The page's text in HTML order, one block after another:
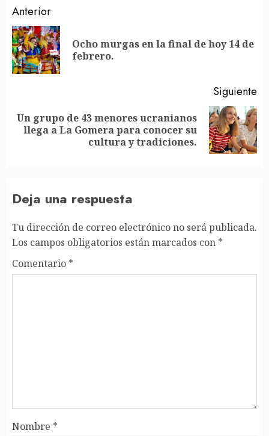
Post
navigation
Anterior
Ocho murgas en la final de hoy 14 de
febrero.
Siguiente
Siguiente
Un grupo de 43 menores ucranianos
llega a La Gomera para conocer su
cultura y tradiciones.
Deja una respuesta
Tu dirección de correo electrónico no será publicada.
Los campos obligatorios están marcados con *
Comentario *
Nombre *